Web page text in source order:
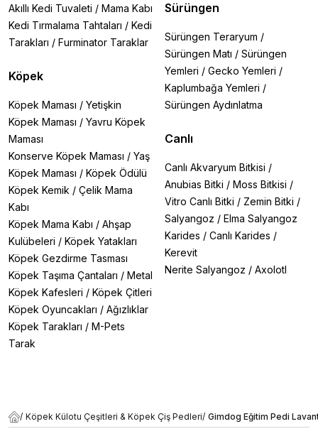
Akıllı Kedi Tuvaleti / Mama Kabı
Kedi Tırmalama Tahtaları / Kedi
Tarakları / Furminator Taraklar
Köpek
Köpek Maması / Yetişkin
Köpek Maması / Yavru Köpek
Maması
Konserve Köpek Maması / Yaş
Köpek Maması / Köpek Ödülü
Köpek Kemik / Çelik Mama
Kabı
Köpek Mama Kabı / Ahşap
Kulübeleri / Köpek Yatakları
Köpek Gezdirme Tasması
Köpek Taşıma Çantaları / Metal
Köpek Kafesleri / Köpek Çitleri
Köpek Oyuncakları / Ağızlıklar
Köpek Tarakları / M-Pets
Tarak
Sürüngen
Sürüngen Teraryum /
Sürüngen Matı / Sürüngen
Yemleri / Gecko Yemleri /
Kaplumbağa Yemleri /
Sürüngen Aydınlatma
Canlı
Canlı Akvaryum Bitkisi /
Anubias Bitki / Moss Bitkisi /
Vitro Canlı Bitki / Zemin Bitki /
Salyangoz / Elma Salyangoz
Karides / Canlı Karides /
Kerevit
Nerite Salyangoz / Axolotl
/ Köpek Külotu Çeşitleri & Köpek Çiş Pedleri/ Gimdog Eğitim Pedi